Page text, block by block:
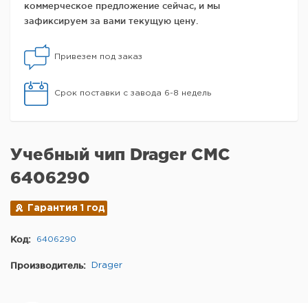
коммерческое предложение сейчас, и мы
зафиксируем за вами текущую цену.
Привезем под заказ
Срок поставки с завода 6-8 недель
Учебный чип Drager CMC
6406290
Гарантия 1 год
Код: 6406290
Производитель: Drager